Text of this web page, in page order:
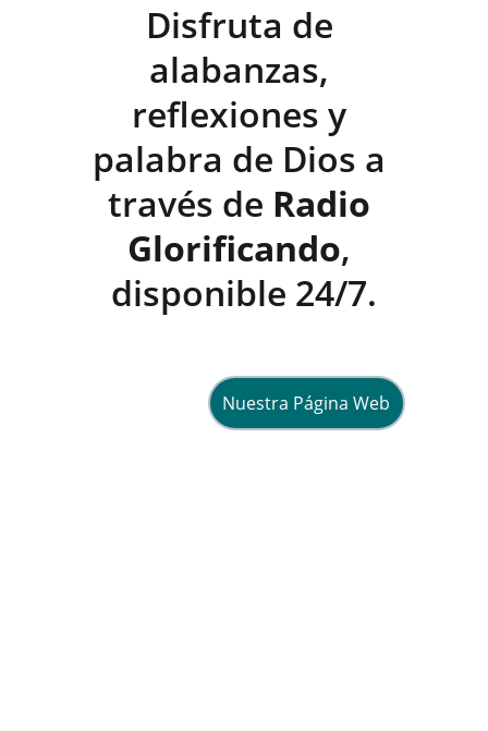
Disfruta de
alabanzas,
reflexiones y
palabra de Dios a
través de Radio
Glorificando,
disponible 24/7.
Nuestra Página Web